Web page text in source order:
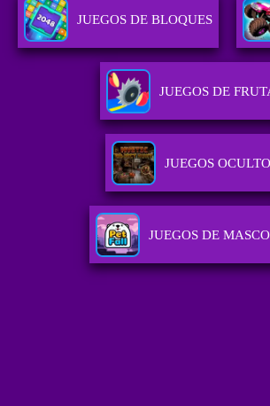
JUEGOS DE BLOQUES
JUEGOS DE
JUEGOS
JUEGOS DE